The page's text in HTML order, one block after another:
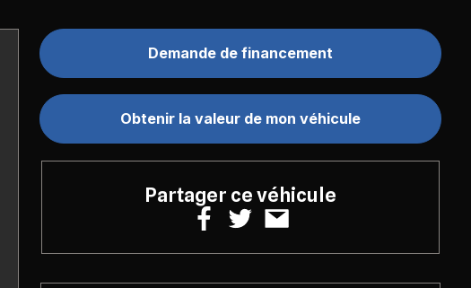
Demande de financement
Obtenir la valeur de mon véhicule
Partager ce véhicule